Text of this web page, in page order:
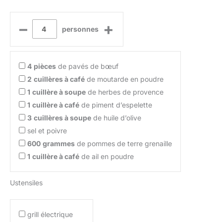
– personnes +
4 pièces de pavés de bœuf
2 cuillères à café de moutarde en poudre
1 cuillère à soupe de herbes de provence
1 cuillère à café de piment d’espelette
3 cuillères à soupe de huile d’olive
sel et poivre
600 grammes de pommes de terre grenaille
1 cuillère à café de ail en poudre
Ustensiles
grill électrique